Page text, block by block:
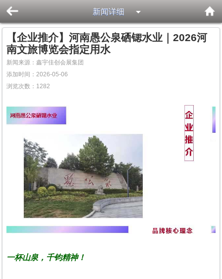
新闻详细
【企业推介】河南愚公泉硒锶水业｜2026河
南文旅博览会指定用水
新闻来源：鑫宇佳创会展集团
添加时间：2026-05-06
浏览次数： 1282
一杯山泉，千钧精神！